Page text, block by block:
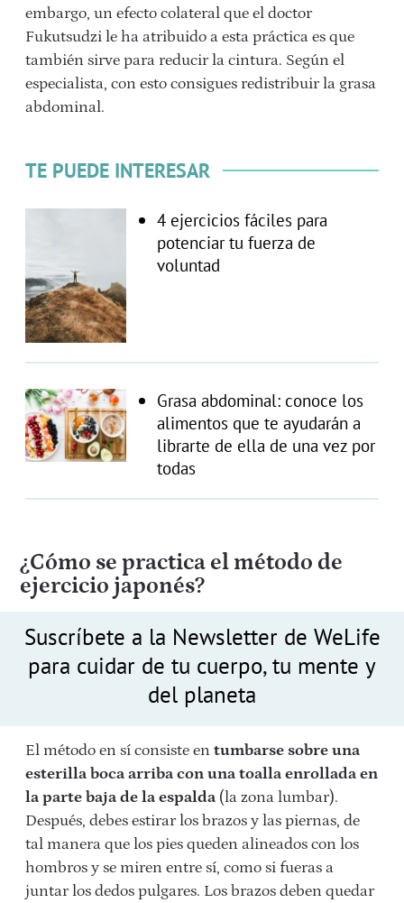
embargo, un efecto colateral que el doctor
Fukutsudzi le ha atribuido a esta práctica es que
también sirve para reducir la cintura. Según el
especialista, con esto consigues redistribuir la grasa
abdominal.
TE PUEDE INTERESAR
4 ejercicios fáciles para
potenciar tu fuerza de
voluntad
Grasa abdominal: conoce los
alimentos que te ayudarán a
librarte de ella de una vez por
todas
¿Cómo se practica el método de
ejercicio japonés?
Suscríbete a la Newsletter de WeLife
para cuidar de tu cuerpo, tu mente y
del planeta
El método en sí consiste en tumbarse sobre una
esterilla boca arriba con una toalla enrollada en
la parte baja de la espalda (la zona lumbar).
Después, debes estirar los brazos y las piernas, de
tal manera que los pies queden alineados con los
hombros y se miren entre sí, como si fueras a
juntar los dedos pulgares. Los brazos deben quedar